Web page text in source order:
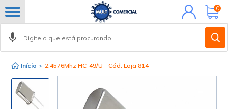
Minha
conta
0
Início > 2.4576Mhz HC-49/U - Cód. Loja 814